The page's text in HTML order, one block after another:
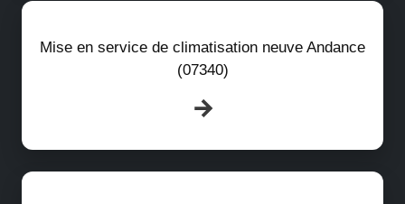
Mise en service de climatisation neuve Andance
(07340)